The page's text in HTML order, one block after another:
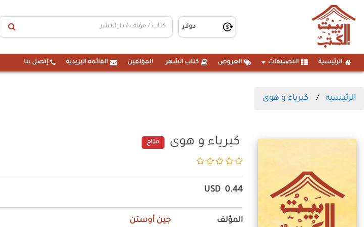
الرئيسية التصنيفات العروض كتاب الشهر المؤلفين القائمة البريدية إتصل بنا
الرئيسيه كبرياء و هوى
كبرياء و هوى متاح
0.44
USD
المؤلف جين أوستن